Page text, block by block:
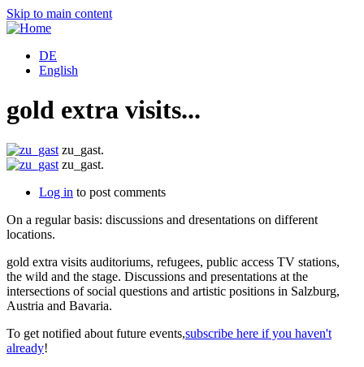
Skip to main content
DE
English
gold extra visits...
zu_gast.
zu_gast.
Log in to post comments
On a regular basis: discussions and dresentations on different
locations.
gold extra visits auditoriums, refugees, public access TV stations,
the wild and the stage. Discussions and presentations at the
intersections of social questions and artistic positions in Salzburg,
Austria and Bavaria.
To get notified about future events,subscribe here if you haven't
already!